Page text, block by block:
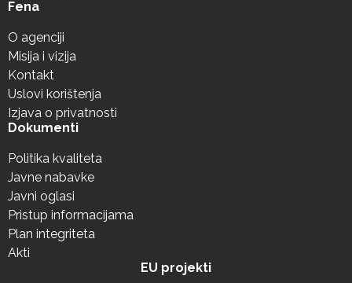
Fena
O agenciji
Misija i vizija
Kontakt
Uslovi korištenja
Izjava o privatnosti
Dokumenti
Politika kvaliteta
Javne nabavke
Javni oglasi
Pristup informacijama
Plan integriteta
Akti
EU projekti